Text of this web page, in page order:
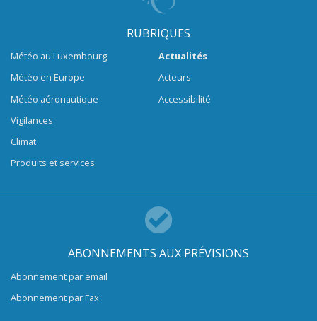
RUBRIQUES
Météo au Luxembourg
Météo en Europe
Météo aéronautique
Vigilances
Climat
Produits et services
Actualités
Acteurs
Accessibilité
ABONNEMENTS AUX PRÉVISIONS
Abonnement par email
Abonnement par Fax